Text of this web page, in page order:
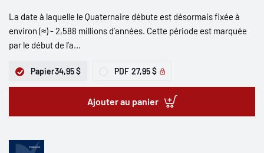
La date à laquelle le Quaternaire débute est désormais fixée à
environ (≈) - 2,588 millions d’années. Cette période est marquée
par le début de l’a...
Papier34,95 $ PDF 27,95 $
Ajouter au panier